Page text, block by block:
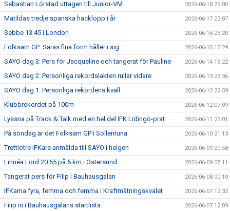
Sebastian Lörstad uttagen till Junior-VM 2026-06-18 23:00
Matildas tredje spanska häcklopp i år 2026-06-17 23:07
Sebbe 13:45 i London 2026-06-16 23:20
Folksam GP: Saras fina form håller i sig 2026-06-15 15:29
SAYO dag 3: Pers för Jacqueline och tangerat för Pauline 2026-06-14 15:22
SAYO dag 2: Personliga rekordslakten rullar vidare 2026-06-13 23:36
SAYO dag 1: Personliga rekordens kväll 2026-06-12 22:59
Klubbrekordet på 100m 2026-06-12 07:09
Lyssna på Track & Talk med en hel del IFK Lidingö-prat 2026-06-11 23:01
På söndag är det Folksam GP i Sollentuna 2026-06-10 21:13
Trettiotre IFKare anmälda till SAYO i helgen 2026-06-09 20:58
Linnéa Lord 20:55 på 5 km i Östersund 2026-06-09 07:11
Tangerat pers för Filip i Bauhausgalan 2026-06-08 00:10
IFKarna fyra, femma och femma i Kraftmätningskvalet 2026-06-07 12:32
Filip in i Bauhausgalans startlista 2026-06-07 12:09